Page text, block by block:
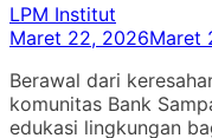
LPM Institut
Maret 22, 2026Maret
Berawal dari
komunitas Bank
edukasi lingkungan